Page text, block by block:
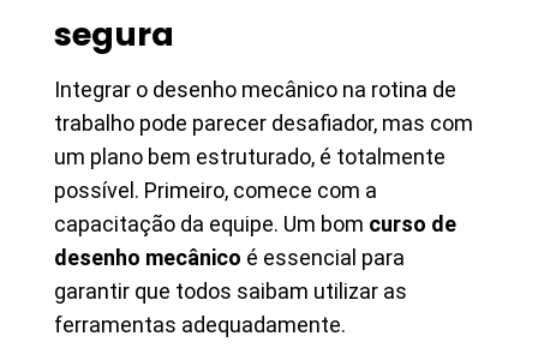
segura
Integrar o desenho mecânico na rotina de
trabalho pode parecer desafiador, mas com
um plano bem estruturado, é totalmente
possível. Primeiro, comece com a
capacitação da equipe. Um bom curso de
desenho mecânico é essencial para
garantir que todos saibam utilizar as
ferramentas adequadamente.